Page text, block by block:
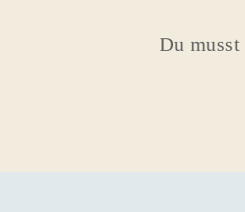
Du musst